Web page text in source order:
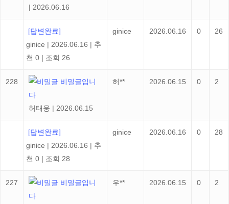
| 2026.06.16
[답변완료]
ginice | 2026.06.16 | 추
천 0 | 조회 26
ginice 2026.06.16 0 26
228
비밀글입니
다
허태웅 | 2026.06.15
허** 2026.06.15 0 2
[답변완료]
ginice | 2026.06.16 | 추
천 0 | 조회 28
ginice 2026.06.16 0 28
227
비밀글입니
다
우** 2026.06.15 0 2